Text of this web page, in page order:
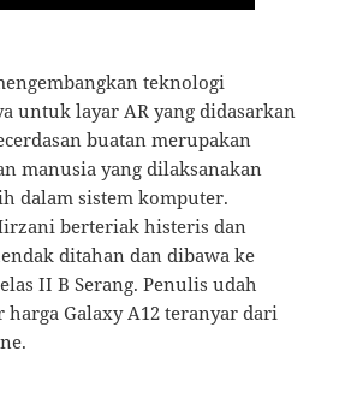
teknologi
untuk layar AR yang didasarkan
buatan merupakan
manusia yang dilaksanakan
dalam sistem komputer.
berteriak histeris dan
ditahan dan dibawa ke
II B Serang. Penulis udah
Galaxy A12 teranyar dari